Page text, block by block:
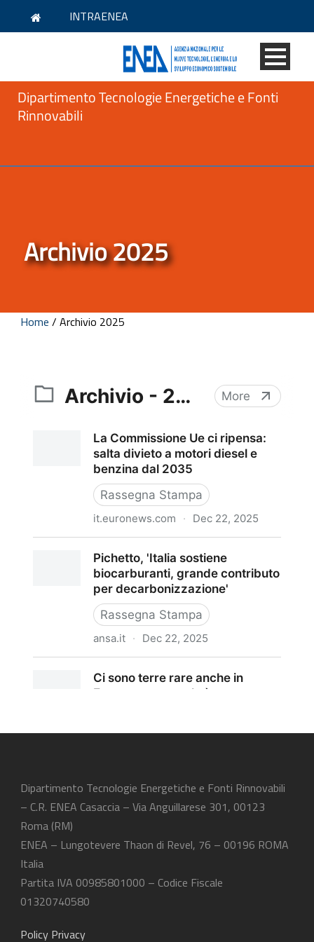
INTRAENEA
Dipartimento Tecnologie Energetiche e Fonti
Rinnovabili
Archivio 2025
Home / Archivio 2025
Dipartimento Tecnologie Energetiche e Fonti Rinnovabili
– C.R. ENEA Casaccia – Via Anguillarese 301, 00123
Roma (RM)
ENEA – Lungotevere Thaon di Revel, 76 – 00196 ROMA
Italia
Partita IVA 00985801000 – Codice Fiscale
01320740580
Policy Privacy